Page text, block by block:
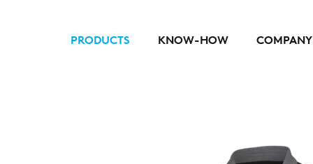
PRODUCTS KNOW-HOW COMPANY